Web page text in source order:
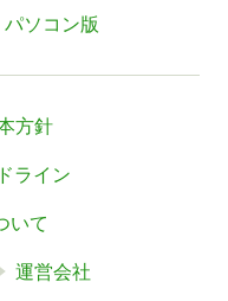
パソコン版
方針
ライン
いて
運営会社